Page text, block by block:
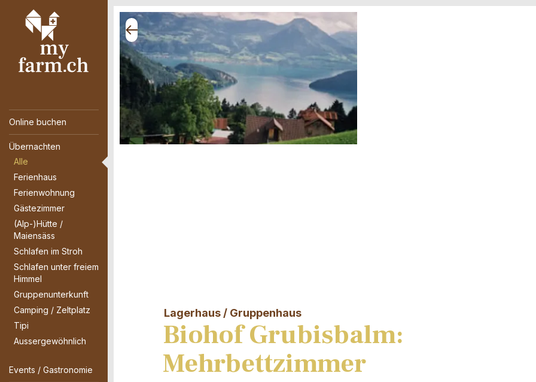
Online buchen
Übernachten
Alle
Ferienhaus
Ferienwohnung
Gästezimmer
(Alp-)Hütte /
Maiensäss
Schlafen im Stroh
Schlafen unter freiem
Himmel
Gruppenunterkunft
Camping / Zeltplatz
Tipi
Aussergewöhnlich
Events / Gastronomie
Lagerhaus / Gruppenhaus
Biohof Grubisbalm:
Mehrbettzimmer